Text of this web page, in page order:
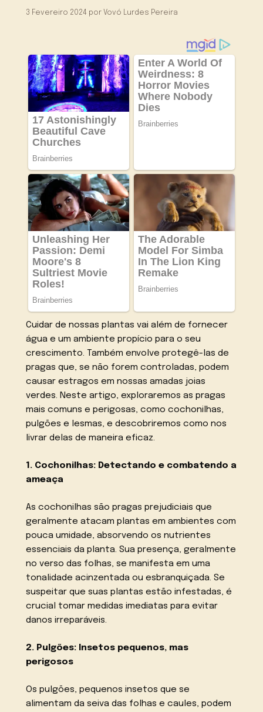
3 Fevereiro 2024 por Vovó Lurdes Pereira
Cuidar de nossas plantas vai além de fornecer
água e um ambiente propício para o seu
crescimento. Também envolve protegê-las de
pragas que, se não forem controladas, podem
causar estragos em nossas amadas joias
verdes. Neste artigo, exploraremos as pragas
mais comuns e perigosas, como cochonilhas,
pulgões e lesmas, e descobriremos como nos
livrar delas de maneira eficaz.
1. Cochonilhas: Detectando e combatendo a
ameaça
As cochonilhas são pragas prejudiciais que
geralmente atacam plantas em ambientes com
pouca umidade, absorvendo os nutrientes
essenciais da planta. Sua presença, geralmente
no verso das folhas, se manifesta em uma
tonalidade acinzentada ou esbranquiçada. Se
suspeitar que suas plantas estão infestadas, é
crucial tomar medidas imediatas para evitar
danos irreparáveis.
2. Pulgões: Insetos pequenos, mas
perigosos
Os pulgões, pequenos insetos que se
alimentam da seiva das folhas e caules, podem